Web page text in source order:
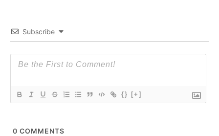
Subscribe
{} [+]
0 COMMENTS